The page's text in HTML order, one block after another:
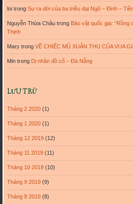
loitrong Sự ra đời của ba triều đại Ngô – Đinh –
Nguyễn Thừa Châutrong Bảo vật quốc gia: “Rồng
Thịnh
Marytrong VỀ CHIẾC MŨ XUÂN THU CỦA VUA
Mintrong Dị nhân đồ cổ – Đà Nẵng
LƯU TRỮ
Tháng 2 2020(1)
Tháng 1 2020(1)
Tháng 12 2019(12)
Tháng 11 2019(11)
Tháng 10 2019(10)
Tháng 9 2019(9)
Tháng 8 2019(8)